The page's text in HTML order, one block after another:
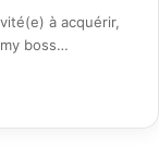
à acquérir,
boss…